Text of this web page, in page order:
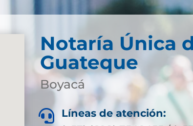
Notaría Única
Guateque
Boyacá

Líneas de atención: